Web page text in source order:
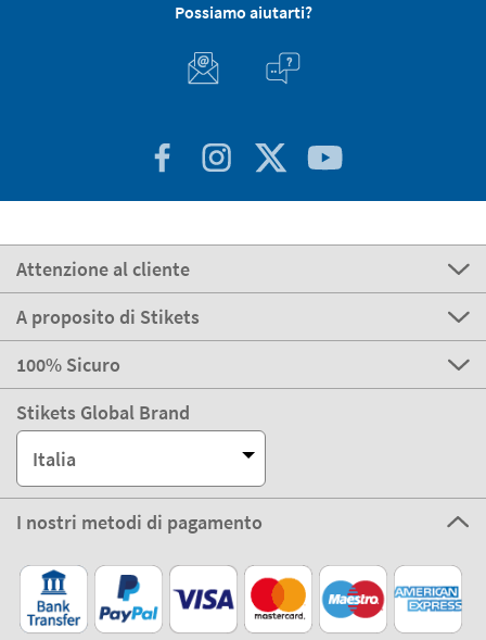
Possiamo aiutarti?
Attenzione al cliente
A proposito di Stikets
100% Sicuro
Stikets Global Brand
Italia
I nostri metodi di pagamento